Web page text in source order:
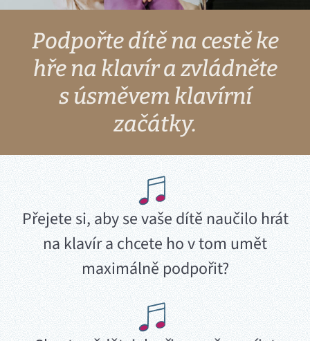
Podpořte dítě na cestě ke
hře na klavír a zvládněte
s úsměvem klavírní
začátky.
Přejete si, aby se vaše dítě naučilo hrát
na klavír a chcete ho v tom umět
maximálně podpořit?